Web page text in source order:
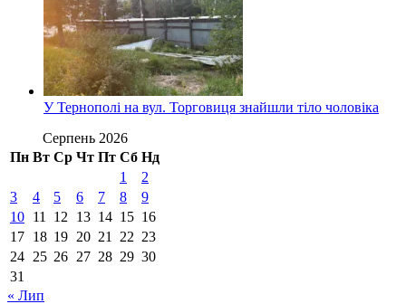
У Тернополі на вул. Торговиця знайшли тіло чоловіка
Серпень 2026
Пн Вт Ср Чт Пт Сб Нд
1
2
3
4 5 6 7 8
9
10 11 12 13 14 15 16
17 18 19 20 21 22 23
24 25 26 27 28 29 30
31
« Лип